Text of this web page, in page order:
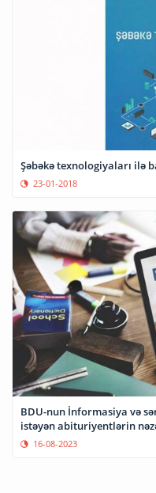
Şəbəkə texnologiyaları ilə
23-01-2018
BDU-nun İnformasiya və
istəyən abituriyentlərin
16-08-2023